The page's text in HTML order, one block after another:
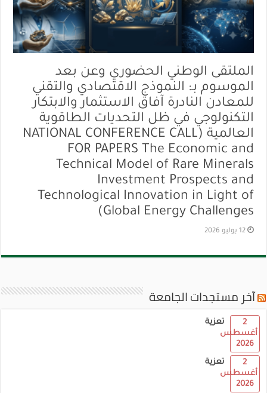
الملتقى الوطني الحضوري وعن بعد
الموسوم بـ: النموذج الاقتصادي والتقني
للمعادن النادرة آفاق الاستثمار والابتكار
التكنولوجي في ظل التحديات الطاقوية
العالمية (NATIONAL CONFERENCE CALL
FOR PAPERS The Economic and
Technical Model of Rare Minerals
Investment Prospects and
Technological Innovation in Light of
Global Energy Challenges)
12 يوليو 2026
آخر مستجدات الجامعة
تعزية
2
أغسطس
2026
تعزية
2
أغسطس
2026